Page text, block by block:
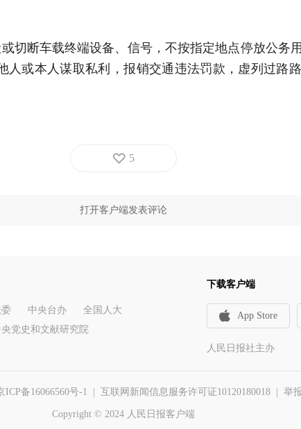
切断车载终端设备、信号，不按指定地点停放公务
人或本人谋取私利，报销交通违法罚款，虚列过路
5
打开客户端发表评论
中央台办
全国人大
央党史和文献研究院
下载客户端
App Store
人民日报社主办
ICP备16066560号-1 | 互联网新闻信息服务许可证10120180018 | 举报
Copyright © 2024 人民日报客户端